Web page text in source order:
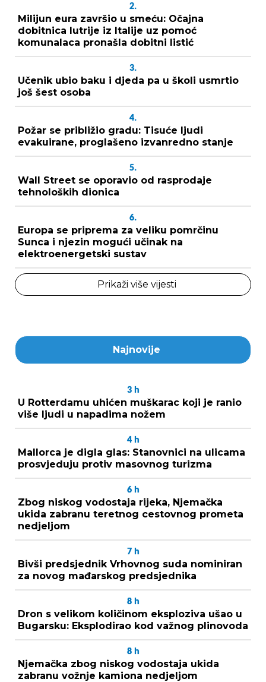
2.
Milijun eura završio u smeću: Očajna
dobitnica lutrije iz Italije uz pomoć
komunalaca pronašla dobitni listić
3.
Učenik ubio baku i djeda pa u školi usmrtio
još šest osoba
4.
Požar se približio gradu: Tisuće ljudi
evakuirane, proglašeno izvanredno stanje
5.
Wall Street se oporavio od rasprodaje
tehnoloških dionica
6.
Europa se priprema za veliku pomrčinu
Sunca i njezin mogući učinak na
elektroenergetski sustav
Prikaži više vijesti
Najnovije
3 h
U Rotterdamu uhićen muškarac koji je ranio
više ljudi u napadima nožem
4 h
Mallorca je digla glas: Stanovnici na ulicama
prosvjeduju protiv masovnog turizma
6 h
Zbog niskog vodostaja rijeka, Njemačka
ukida zabranu teretnog cestovnog prometa
nedjeljom
7 h
Bivši predsjednik Vrhovnog suda nominiran
za novog mađarskog predsjednika
8 h
Dron s velikom količinom eksploziva ušao u
Bugarsku: Eksplodirao kod važnog plinovoda
8 h
Njemačka zbog niskog vodostaja ukida
zabranu vožnje kamiona nedjeljom